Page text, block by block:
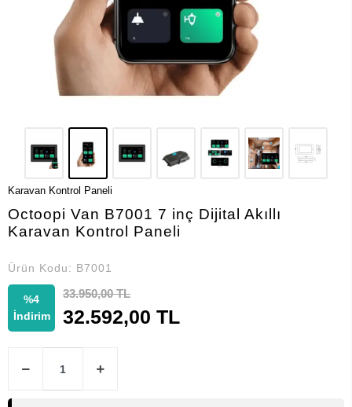
Karavan Kontrol Paneli
Octoopi Van B7001 7 inç Dijital Akıllı
Karavan Kontrol Paneli
Ürün Kodu: B7001
%4
İndirim
33.950,00 TL
32.592,00 TL